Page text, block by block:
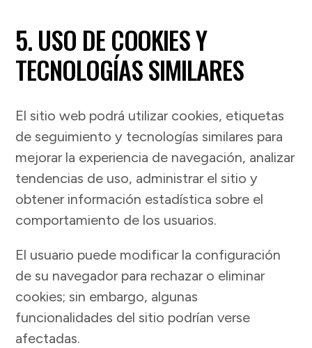
5. USO DE COOKIES Y
TECNOLOGÍAS SIMILARES
El sitio web podrá utilizar cookies, etiquetas
de seguimiento y tecnologías similares para
mejorar la experiencia de navegación, analizar
tendencias de uso, administrar el sitio y
obtener información estadística sobre el
comportamiento de los usuarios.
El usuario puede modificar la configuración
de su navegador para rechazar o eliminar
cookies; sin embargo, algunas
funcionalidades del sitio podrían verse
afectadas.